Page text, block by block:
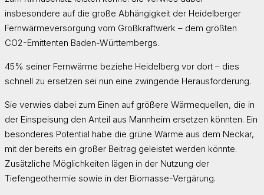
insbesondere auf die große Abhängigkeit der Heidelberger
Fernwärmeversorgung vom Großkraftwerk – dem größten
CO2-Emittenten Baden-Württembergs.
45% seiner Fernwärme beziehe Heidelberg vor dort – dies
schnell zu ersetzen sei nun eine zwingende Herausforderung.
Sie verwies dabei zum Einen auf größere Wärmequellen, die in
der Einspeisung den Anteil aus Mannheim ersetzen könnten. Ein
besonderes Potential habe die grüne Wärme aus dem Neckar,
mit der bereits ein großer Beitrag geleistet werden könnte.
Zusätzliche Möglichkeiten lägen in der Nutzung der
Tiefengeothermie sowie in der Biomasse-Vergärung.